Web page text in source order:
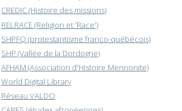
CREDIC (Histoire des missions)
RELRACE (Religion et 'Race')
SHPFQ (protestantisme franco-québécois)
SHP (Vallée de la Dordogne)
AFHAM (Association d'Histoire Mennonite)
World Digital Library
Réseau VALDO